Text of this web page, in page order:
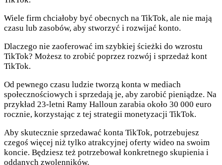
Wiele firm chciałoby być obecnych na TikTok, ale nie mają
czasu lub zasobów, aby stworzyć i rozwijać konto.
Dlaczego nie zaoferować im szybkiej ścieżki do wzrostu
TikTok? Możesz to zrobić poprzez rozwój i sprzedaż kont
TikTok.
Od pewnego czasu ludzie tworzą konta w mediach
społecznościowych i sprzedają je, aby zarobić pieniądze. Na
przykład 23-letni Ramy Halloun zarabia około 30 000 euro
rocznie, korzystając z tej strategii monetyzacji TikTok.
Aby skutecznie sprzedawać konta TikTok, potrzebujesz
czegoś więcej niż tylko atrakcyjnej oferty wideo na swoim
koncie. Będziesz też potrzebował konkretnego skupienia i
oddanych zwolenników.